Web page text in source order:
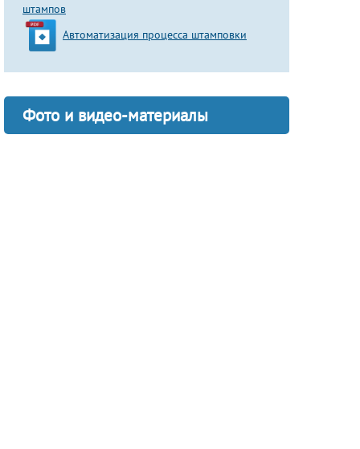
штампов
Автоматизация процесса штамповки
Фото и видео-материалы